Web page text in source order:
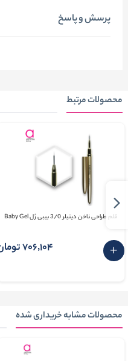
پرسش و پاسخ
محصولات مرتبط
قلم طراحی ناخن دیتیلر 3/0 بیبی ژل Baby Gel
706٬104 تومان
محصولات مشابه خریداری شده